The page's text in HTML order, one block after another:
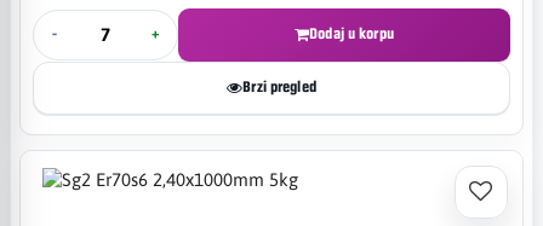
- + Dodaj u korpu
Brzi pregled